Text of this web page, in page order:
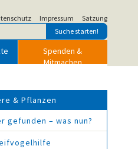
Impressum Satzung
Spenden &
Mitmachen
& Pflanzen
gefunden – was nun?